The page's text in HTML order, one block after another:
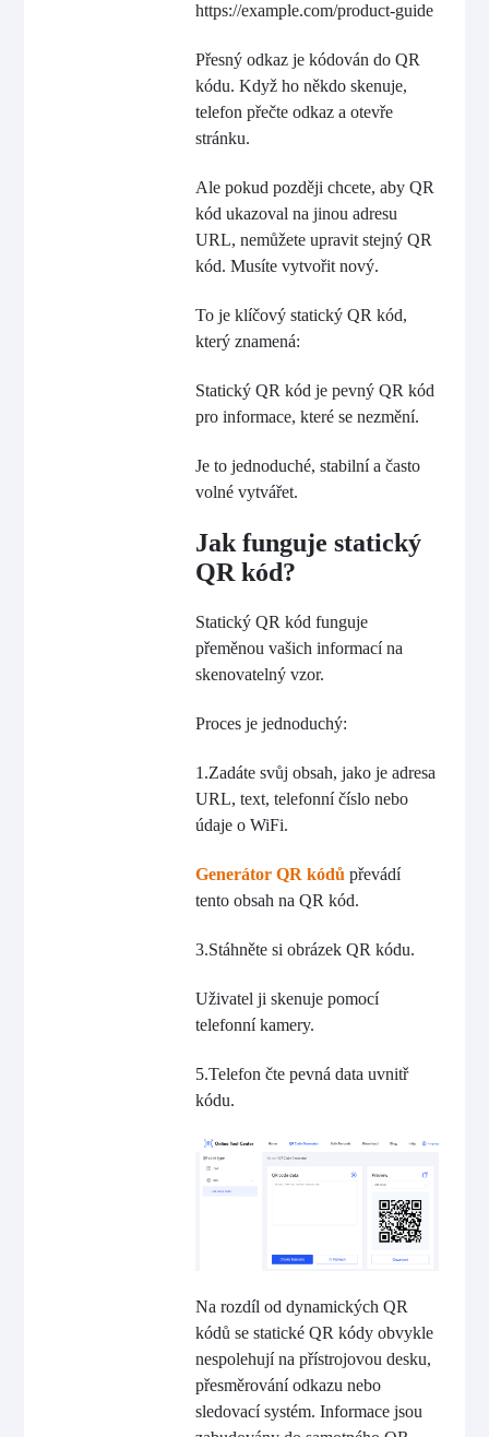
https://example.com/product-guide
Přesný odkaz je kódován do QR
kódu. Když ho někdo skenuje,
telefon přečte odkaz a otevře
stránku.
Ale pokud později chcete, aby QR
kód ukazoval na jinou adresu
URL, nemůžete upravit stejný QR
kód. Musíte vytvořit nový.
To je klíčový statický QR kód,
který znamená:
Statický QR kód je pevný QR kód
pro informace, které se nezmění.
Je to jednoduché, stabilní a často
volné vytvářet.
Jak funguje statický
QR kód?
Statický QR kód funguje
přeměnou vašich informací na
skenovatelný vzor.
Proces je jednoduchý:
1.Zadáte svůj obsah, jako je adresa
URL, text, telefonní číslo nebo
údaje o WiFi.
Generátor QR kódů převádí
tento obsah na QR kód.
3.Stáhněte si obrázek QR kódu.
Uživatel ji skenuje pomocí
telefonní kamery.
5.Telefon čte pevná data uvnitř
kódu.
Na rozdíl od dynamických QR
kódů se statické QR kódy obvykle
nespolehují na přístrojovou desku,
přesměrování odkazu nebo
sledovací systém. Informace jsou